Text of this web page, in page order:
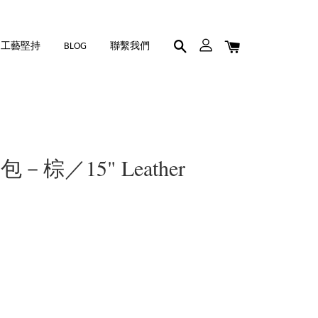
工藝堅持 BLOG 聯繫我們
－棕／15" Leather